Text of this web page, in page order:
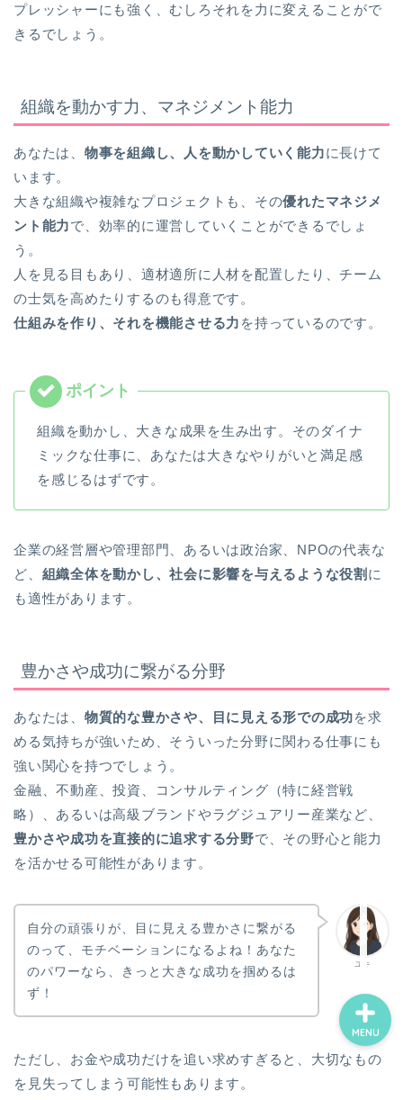
プレッシャーにも強く、むしろそれを力に変えることがで
きるでしょう。
組織を動かす力、マネジメント能力
あなたは、 物事を組織し、人を動かしていく能力に長けて
います。
大きな組織や複雑なプロジェクトも、その優れたマネジメ
ント能力で、効率的に運営していくことができるでしょ
う。
人を見る目もあり、適材適所に人材を配置したり、チーム
の士気を高めたりするのも得意です。
仕組みを作り、それを機能させる力 を持っているのです。
組織を動かし、大きな成果を生み出す。そのダイナ
ミックな仕事に、あなたは大きなやりがいと満足感
を感じるはずです。
企業の経営層や管理部門、あるいは政治家、NPOの代表な
ど、 組織全体を動かし、社会に影響を与えるような役割 に
も適性があります。
豊かさや成功に繋がる分野
あなたは、 物質的な豊かさや、目に見える形での成功を求
める気持ちが強いため、そういった分野に関わる仕事にも
強い関心を持つでしょう。
金融、不動産、投資、コンサルティング（特に経営戦
略）、あるいは高級ブランドやラグジュアリー産業など、
豊かさや成功を直接的に追求する分野で、その野心と能力
を活かせる可能性があります。
ユキ
自分の頑張りが、目に見える豊かさに繋がる
のって、モチベーションになるよね！あなた
のパワーなら、きっと大きな成功を掴めるは
ず！
ただし、お金や成功だけを追い求めすぎると、大切なもの
を見失ってしまう可能性もあります。
MENU
お誕生日占い一覧
ココナラ電話占い
プロフィール